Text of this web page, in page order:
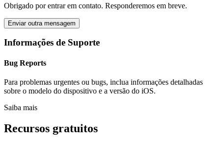
Obrigado por entrar em contato. Responderemos em breve.
Enviar outra mensagem
Informações de Suporte
Bug Reports
Para problemas urgentes ou bugs, inclua informações detalhadas
sobre o modelo do dispositivo e a versão do iOS.
Saiba mais
Recursos gratuitos